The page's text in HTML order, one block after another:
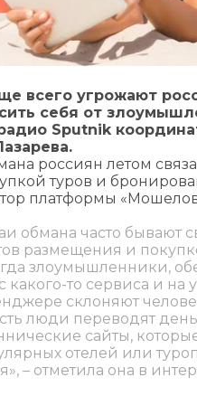
всего угрожают
себя от
Sputnik
россиян летом
туров и
платформы
обмана часто бывают
размещения и
злоумышленники,
какого-то сервиса и на
склоняют
люди переводят
сайты,
отелей или
– отметила она в